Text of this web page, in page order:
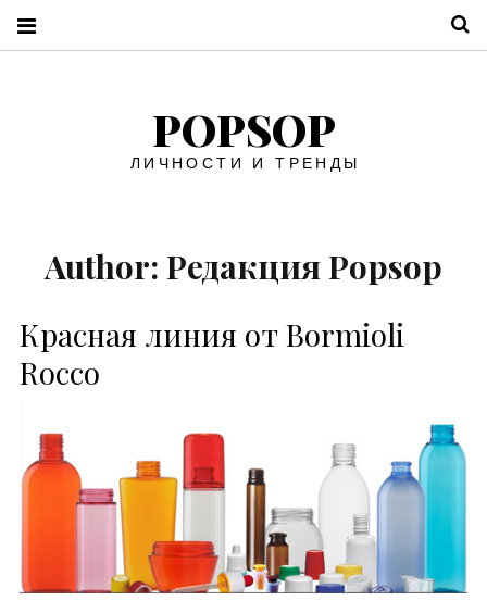
POPSOP
ЛИЧНОСТИ И ТРЕНДЫ
Author: Редакция Popsop
Красная линия от Bormioli
Rocco